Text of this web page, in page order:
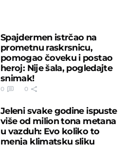
Spajdermen istrčao na
prometnu raskrsnicu,
pomogao čoveku i postao
heroj: Nije šala, pogledajte
snimak!
0 0
Jeleni svake godine ispuste
više od milion tona metana
u vazduh: Evo koliko to
menja klimatsku sliku